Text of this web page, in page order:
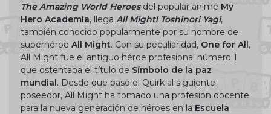
The Amazing World Heroesdel popular anime My
Hero Academia, llega All Might! Toshinori Yagi,
también conocido popularmente por su nombre de
superhéroe All Might. Con su peculiaridad, One for All,
All Might fue el antiguo héroe profesional número 1
que ostentaba el título de Símbolo de la paz
mundial. Desde que pasó el Quirk al siguiente
poseedor, All Might ha tomado una profesión docente
para la nueva generación de héroes en la Escuela